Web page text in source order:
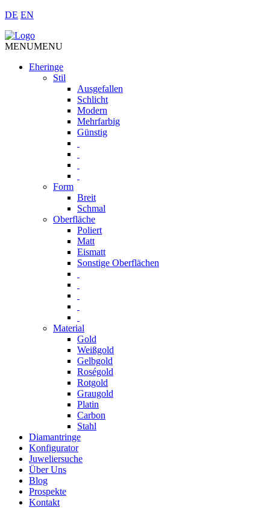
DE EN
MENUMENU
Eheringe
Stil
Ausgefallen
Schlicht
Modern
Mehrfarbig
Günstig
Form
Breit
Schmal
Oberfläche
Poliert
Matt
Eismatt
Sonstige Oberflächen
Material
Gold
Weißgold
Gelbgold
Roségold
Rotgold
Graugold
Platin
Carbon
Stahl
Diamantringe
Konfigurator
Juweliersuche
Über Uns
Blog
Prospekte
Kontakt